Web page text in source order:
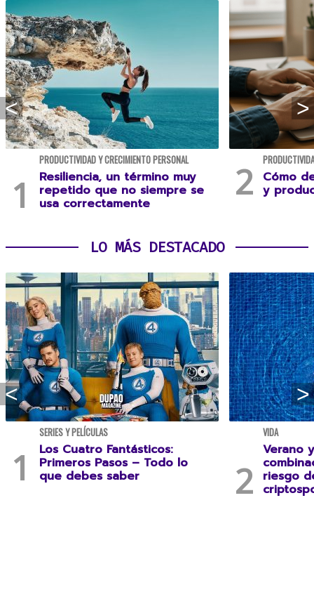
PRODUCTIVIDAD Y CRECIMIENTO PERSONAL
Resiliencia, un término muy
repetido que no siempre se
usa correctamente
Cómo
y
LO MÁS DESTACADO
SERIES Y PELÍCULAS
Los Cuatro Fantásticos:
Primeros Pasos – Todo lo
que debes saber
VIDA
Verano
riesgo